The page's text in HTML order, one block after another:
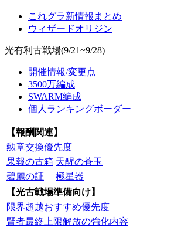
これグラ新情報まとめ
ウィザードオリジン
光有利古戦場(9/21~9/28)
開催情報/変更点
3500万編成
SWARM編成
個人ランキングボーダー
【報酬関連】
勲章交換優先度
果報の古箱 天醒の蒼玉
碧麗の証
極星器
【光古戦場準備向け】
限界超越おすすめ優先度
賢者最終上限解放の強化内容